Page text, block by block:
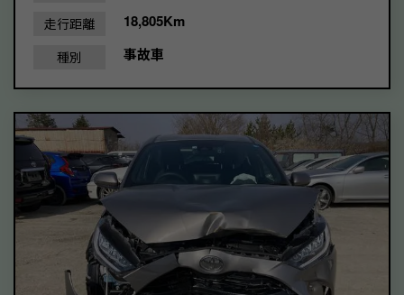
走行距離 18,805Km
種別 事故車